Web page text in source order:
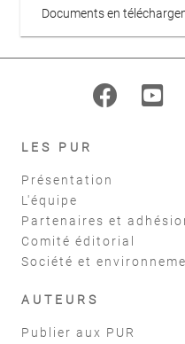
Documents en
LES PUR
Présentation
L'équipe
Partenaires et
Comité éditorial
Société et
AUTEURS
Publier aux PUR